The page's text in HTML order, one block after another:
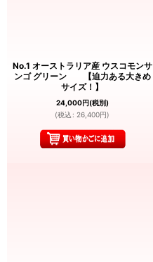
No.1 オーストラリア産 ウスコモンサ
ンゴ グリーン 【迫力ある大きめ
サイズ！】
24,000円(税別)
(税込 : 26,400円)